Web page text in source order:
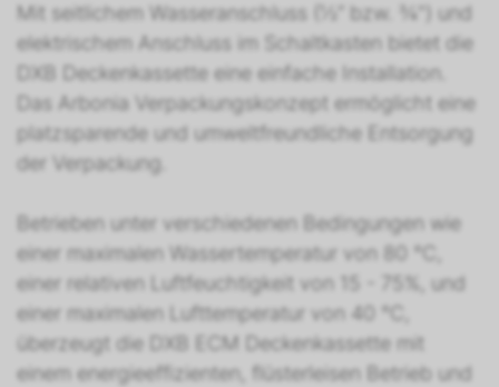
Mit seitlichem Wasseranschluss (½“ bzw. ¾") und
elektrischem Anschluss im Schaltkasten bietet die
DXB Deckenkassette eine einfache Installation.
Das Arbonia Verpackungskonzept ermöglicht eine
platzsparende und umweltfreundliche Entsorgung
der Verpackung.
Betrieben unter verschiedenen Bedingungen wie
einer maximalen Wassertemperatur von 80 °C,
einer relativen Luftfeuchtigkeit von 15 - 75%, und
einer maximalen Lufttemperatur von 40 °C,
überzeugt die DXB ECM Deckenkassette mit
einem energieeffizienten, flüsterleisen Betrieb und